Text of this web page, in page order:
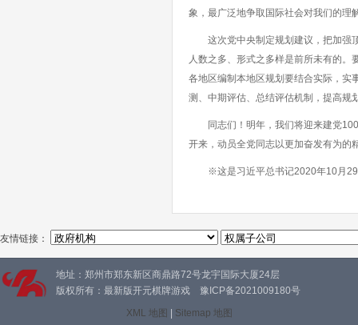
象，最广泛地争取国际社会对我们的理
这次党中央制定规划建议，把加强顶
人数之多、形式之多样是前所未有的。
各地区编制本地区规划要结合实际，实
测、中期评估、总结评估机制，提高规
同志们！明年，我们将迎来建党100
开来，动员全党同志以更加奋发有为的
※这是习近平总书记2020年10月29
友情链接：
地址：郑州市郑东新区商鼎路72号龙宇国际大厦24层
版权所有：最新版开元棋牌游戏 豫ICP备2021009180号
XML 地图 | Sitemap 地图